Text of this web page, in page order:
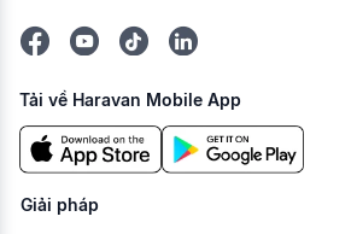
Tải về Haravan Mobile App
Giải pháp